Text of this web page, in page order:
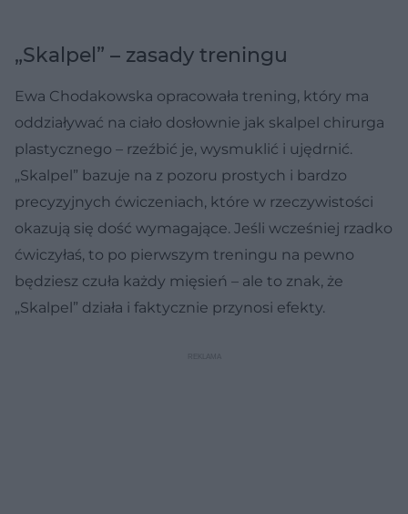
„Skalpel” – zasady treningu
Ewa Chodakowska opracowała trening, który ma
oddziaływać na ciało dosłownie jak skalpel chirurga
plastycznego – rzeźbić je, wysmuklić i ujędrnić.
„Skalpel” bazuje na z pozoru prostych i bardzo
precyzyjnych ćwiczeniach, które w rzeczywistości
okazują się dość wymagające. Jeśli wcześniej rzadko
ćwiczyłaś, to po pierwszym treningu na pewno
będziesz czuła każdy mięsień – ale to znak, że
„Skalpel” działa i faktycznie przynosi efekty.